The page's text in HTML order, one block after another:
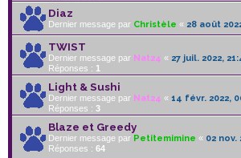
Diaz
Dernier message par Christèle « 28 août
TWIST
Dernier message par Nat24 « 27 juil. 2022,
Réponses : 1
Light & Sushi
Dernier message par Nat24 « 14 févr. 2022,
Réponses : 3
Blaze et Greedy
Dernier message par Petitemimine « 02 nov.
Réponses : 64